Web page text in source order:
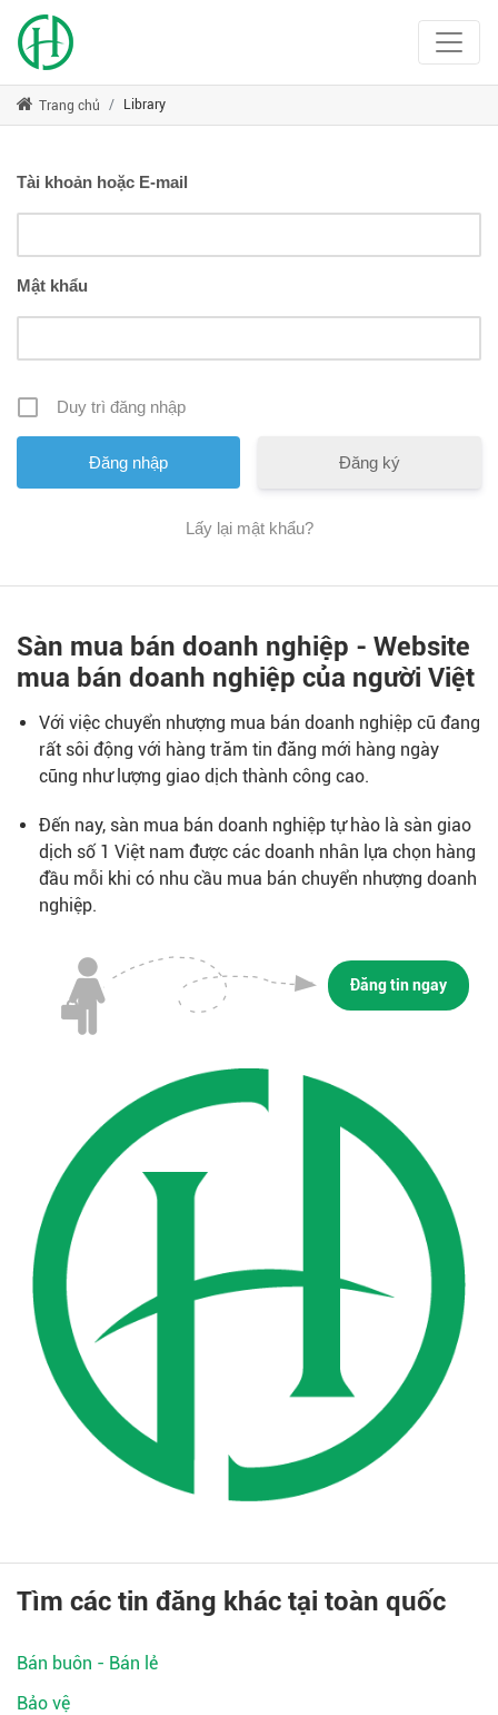
Trang chủ Library
Tài khoản hoặc E-mail
Mật khẩu
Duy trì đăng nhập
Đăng ký
Lấy lại mật khẩu?
Sàn mua bán doanh nghiệp - Website
mua bán doanh nghiệp của người Việt
Với việc chuyển nhượng mua bán doanh nghiệp cũ đang
rất sôi động với hàng trăm tin đăng mới hàng ngày
cũng như lượng giao dịch thành công cao.
Đến nay, sàn mua bán doanh nghiệp tự hào là sàn giao
dịch số 1 Việt nam được các doanh nhân lựa chọn hàng
đầu mỗi khi có nhu cầu mua bán chuyển nhượng doanh
nghiệp.
Đăng tin ngay
Tìm các tin đăng khác tại toàn quốc
Bán buôn - Bán lẻ
Bảo vệ